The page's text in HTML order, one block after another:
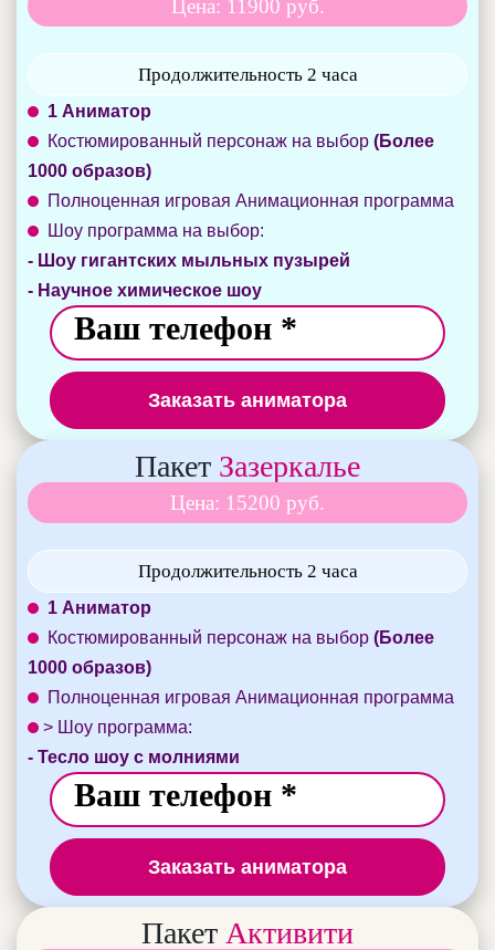
Цена: 11900 руб.
Продолжительность 2 часа
1 Аниматор
Костюмированный персонаж на выбор (Более
1000 образов)
Полноценная игровая Анимационная программа
Шоу программа на выбор:
- Шоу гигантских мыльных пузырей
- Научное химическое шоу
Заказать аниматора
Пакет Зазеркалье
Цена: 15200 руб.
Продолжительность 2 часа
1 Аниматор
Костюмированный персонаж на выбор (Более
1000 образов)
Полноценная игровая Анимационная программа
> Шоу программа:
- Тесло шоу с молниями
Заказать аниматора
Пакет Активити